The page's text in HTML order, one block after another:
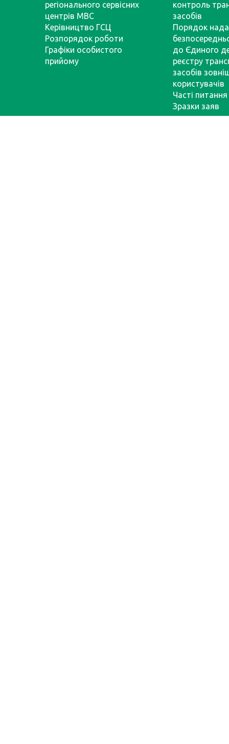
регіонального сервісних
центрів МВС
Керівництво ГСЦ
Розпорядок роботи
Графіки особистого
прийому
контроль
засобів
Порядок
до Єдиного
реєстру
засобів
користувачів
Часті питання
Зразки заяв